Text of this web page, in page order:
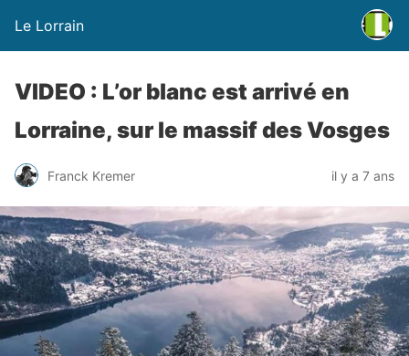
Le Lorrain
VIDEO : L’or blanc est arrivé en
Lorraine, sur le massif des Vosges
Franck Kremer il y a 7 ans